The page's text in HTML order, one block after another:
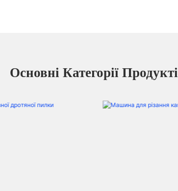
Основні Категорії